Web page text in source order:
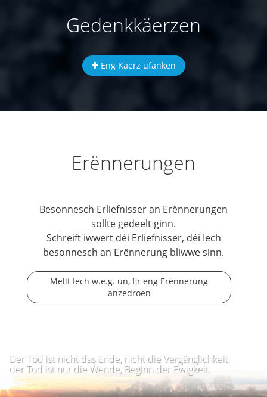
Gedenkkäerzen
Eng Käerz ufänken
Erënnerungen
Besonnesch Erliefnisser an Erënnerungen
sollte gedeelt ginn.
Schreift iwwert déi Erliefnisser, déi Iech
besonnesch an Erënnerung bliwwe sinn.
Mellt Iech w.e.g. un, fir eng Erënnerung
anzedroen
Der Tod ist nicht das Ende, nicht die Vergänglichkeit,
der Tod ist nur die Wende, Beginn der Ewigkeit.